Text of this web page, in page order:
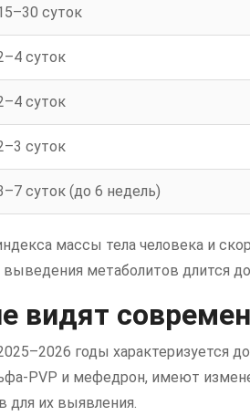
суток
суток
суток
суток
суток (до 6 недель)
массы тела человека и
метаболитов длится
видят
годы характеризуется
PVP и мефедрон, имеют
для их выявления.